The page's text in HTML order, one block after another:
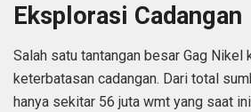
Eksplorasi Cadangan
Salah satu tantangan besar Gag Nikel
keterbatasan cadangan. Dari total
hanya sekitar 56 juta wmt yang saat